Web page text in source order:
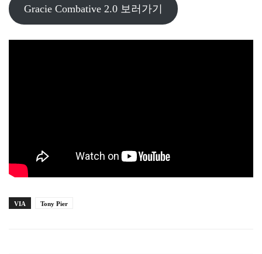
Gracie Combative 2.0 보러가기
VIA Tony Pier